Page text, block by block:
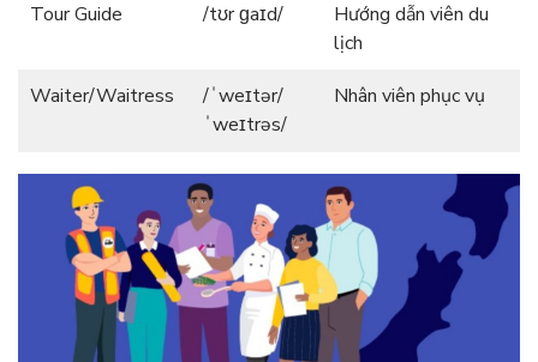
Tour Guide
/tʊr ɡaɪd/
Hướng dẫn viên du
lịch
Waiter/Waitress
/ˈweɪtər/
ˈweɪtrəs/
Nhân viên phục vụ